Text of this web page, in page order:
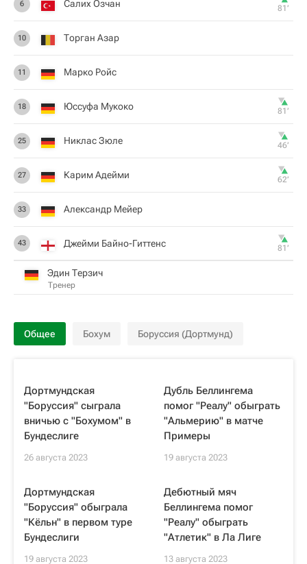
6 Салих Озчан 81‎’‎
10 Торган Азар
11 Марко Ройс
18 Юссуфа Мукоко 81‎’‎
25 Никлас Зюле 46‎’‎
27 Карим Адейми 62‎’‎
33 Александр Мейер
43 Джейми Байно-Гиттенс 81‎’‎
Эдин Терзич
Тренер
Общее Бохум Боруссия (Дортмунд)
Дортмундская
"Боруссия" сыграла
вничью с "Бохумом" в
Бундеслиге
26 августа 2023
Дубль Беллингема
помог "Реалу" обыграть
"Альмерию" в матче
Примеры
19 августа 2023
Дортмундская
"Боруссия" обыграла
"Кёльн" в первом туре
Бундеслиги
19 августа 2023
Дебютный мяч
Беллингема помог
"Реалу" обыграть
"Атлетик" в Ла Лиге
13 августа 2023